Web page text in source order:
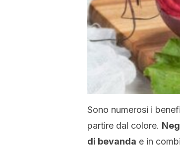
Sono numerosi i
partire dal colore.
di bevanda e in